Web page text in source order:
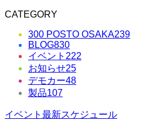
CATEGORY
300 POSTO OSAKA239
BLOG830
イベント 222
お知らせ25
デモカー48
製品107
イベント最新スケジュール